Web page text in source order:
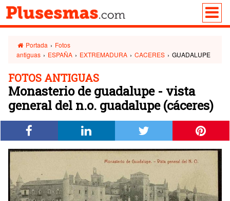
Portada › Fotos
antiguas › ESPAÑA › EXTREMADURA › CACERES › GUADALUPE
FOTOS ANTIGUAS
Monasterio de guadalupe - vista
general del n.o. guadalupe (cáceres)